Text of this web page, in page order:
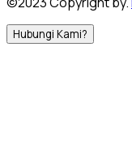
Hubungi Kami?